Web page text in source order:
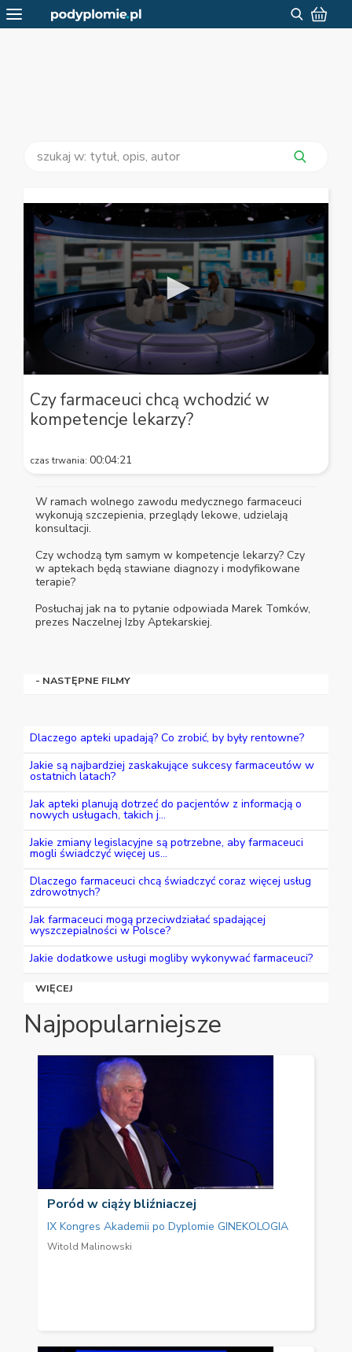
seconds
of
minutes,
seconds
Czy farmaceuci chcą wchodzić w
kompetencje lekarzy?
czas trwania: 00:04:21
W ramach wolnego zawodu medycznego farmaceuci
wykonują szczepienia, przeglądy lekowe, udzielają
konsultacji.
Czy wchodzą tym samym w kompetencje lekarzy? Czy
w aptekach będą stawiane diagnozy i modyfikowane
terapie?
Posłuchaj jak na to pytanie odpowiada Marek Tomków,
prezes Naczelnej Izby Aptekarskiej.
- NASTĘPNE FILMY
Dlaczego apteki upadają? Co zrobić, by były rentowne?
Jakie są najbardziej zaskakujące sukcesy farmaceutów w
ostatnich latach?
Jak apteki planują dotrzeć do pacjentów z informacją o
nowych usługach, takich j...
Jakie zmiany legislacyjne są potrzebne, aby farmaceuci
mogli świadczyć więcej us...
Dlaczego farmaceuci chcą świadczyć coraz więcej usług
zdrowotnych?
Jak farmaceuci mogą przeciwdziałać spadającej
wyszczepialności w Polsce?
Jakie dodatkowe usługi mogliby wykonywać farmaceuci?
WIĘCEJ
Najpopularniejsze
Poród w ciąży bliźniaczej
IX Kongres Akademii po Dyplomie GINEKOLOGIA
Witold Malinowski